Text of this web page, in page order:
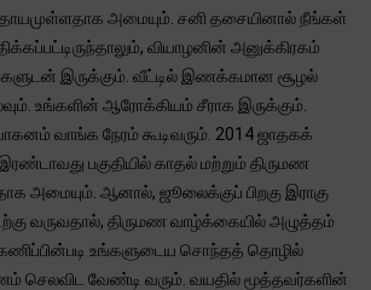
அமையும். சனி தசையினால் நீங்கள்
வியாழனின் அனுக்கிரகம்
இருக்கும். வீட்டில் இணக்கமான சூழல்
உங்களின் ஆரோக்கியம் சீராக இருக்கும்.
வாங்க நேரம் கூடிவரும். 2014 ஜாதகக்
பகுதியில் காதல் மற்றும் திருமண
அமையும். ஆனால், ஜூலைக்குப் பிறகு இராகு
வருவதால், திருமண வாழ்க்கையில் அழுத்தம்
உங்களுடைய சொந்தத் தொழில்
செலவிட வேண்டி வரும். வயதில் மூத்தவர்களின்